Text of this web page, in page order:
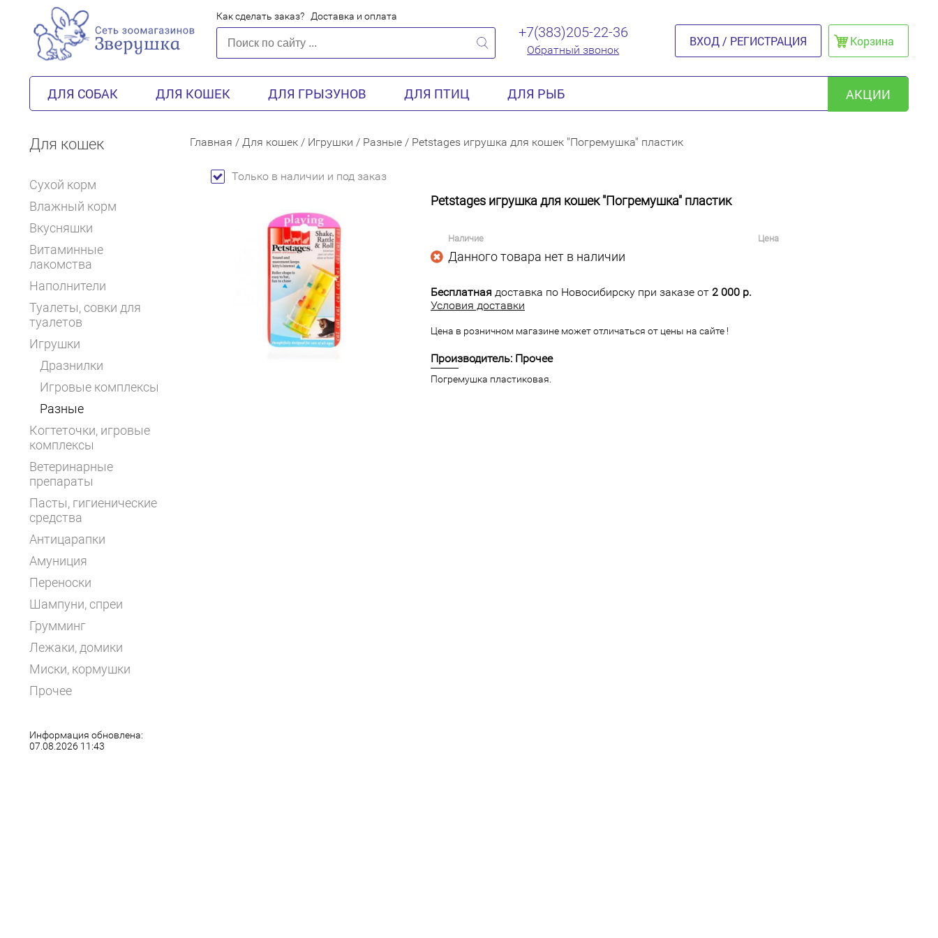
Как сделать заказ? Доставка и оплата
+7(383)205-22-36
Обратный звонок
ВХОД / РЕГИСТРАЦИЯ Корзина
ДЛЯ СОБАК ДЛЯ КОШЕК ДЛЯ ГРЫЗУНОВ ДЛЯ ПТИЦ ДЛЯ РЫБ АКЦИИ
Для кошек
Сухой корм
Влажный корм
Вкусняшки
Витаминные
лакомства
Наполнители
Туалеты, совки для
туалетов
Игрушки
Дразнилки
Игровые комплексы
Разные
Когтеточки, игровые
комплексы
Ветеринарные
препараты
Пасты, гигиенические
средства
Антицарапки
Амуниция
Переноски
Шампуни, спреи
Грумминг
Лежаки, домики
Миски, кормушки
Прочее
Информация обновлена:
07.08.2026 11:43
Главная / Для кошек / Игрушки / Разные / Petstages игрушка для кошек "Погремушка" пластик
Только в наличии и под заказ
Petstages игрушка для кошек "Погремушка" пластик
Наличие Цена
Данного товара нет в наличии
Бесплатная доставка по Новосибирску при заказе от 2 000 р.
Условия доставки
Цена в розничном магазине может отличаться от цены на сайте !
Производитель: Прочее
Погремушка пластиковая.